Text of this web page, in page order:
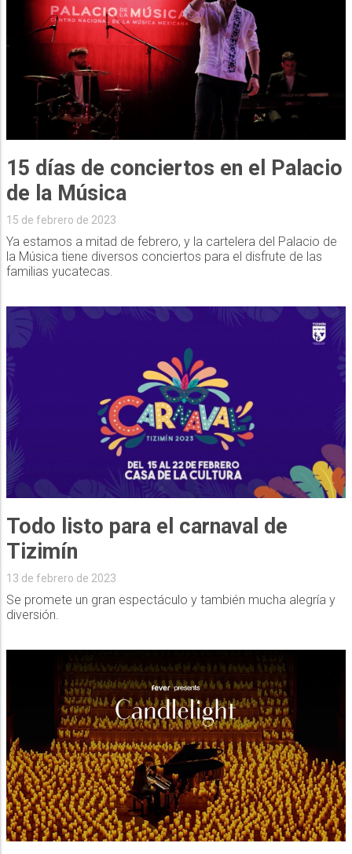
15 días de conciertos en el Palacio
de la Música
15 de febrero de 2023
Ya estamos a mitad de febrero, y la cartelera del Palacio de
la Música tiene diversos conciertos para el disfrute de las
familias yucatecas.
Todo listo para el carnaval de
Tizimín
13 de febrero de 2023
Se promete un gran espectáculo y también mucha alegría y
diversión.